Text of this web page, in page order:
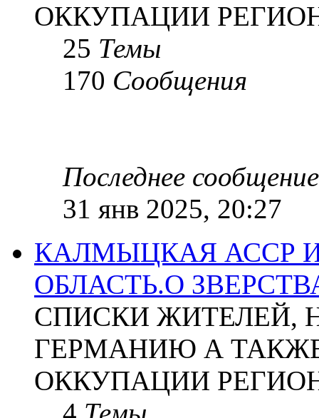
ОККУПАЦИИ
25 Темы
170 Сообщения
Последнее сообщение
31 янв 2025, 20:27
КАЛМЫЦКАЯ АССР
ОБЛАСТЬ.О
СПИСКИ ЖИТЕЛЕЙ,
ГЕРМАНИЮ А
ОККУПАЦИИ